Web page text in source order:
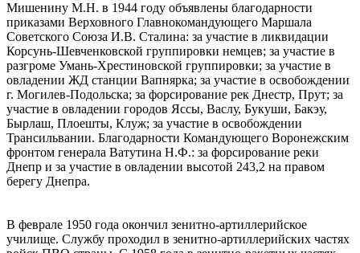
Мишенину М.Н. в 1944 году объявлены благодарности
приказами Верховного Главнокомандующего Маршала
Советского Союза И.В. Сталина: за участие в ликвидации
Корсунь-Шевченковской группировки немцев; за участие в
разгроме Умань-Хрестиновской группировки; за участие в
овладении ЖД станции Вапнярка; за участие в освобождении
г. Могилев-Подольска; за форсирование рек Днестр, Прут; за
участие в овладении городов Яссы, Васлу, Букуши, Бакэу,
Бырлаш, Плоешты, Клуж; за участие в освобождении
Трансильвании. Благодарности Командующего Воронежским
фронтом генерала Ватутина Н.Ф.: за форсирование реки
Днепр и за участие в овладении высотой 243,2 на правом
берегу Днепра.
В феврале 1950 года окончил зенитно-артиллерийское
училище. Службу проходил в зенитно-артиллерийских частях